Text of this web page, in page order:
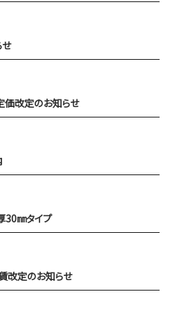
価改定のお知らせ
30㎜タイプ
改定のお知らせ